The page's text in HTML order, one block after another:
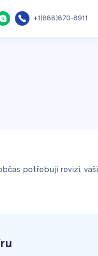
+1(888)870-8911
potřebuji revizi, vaši